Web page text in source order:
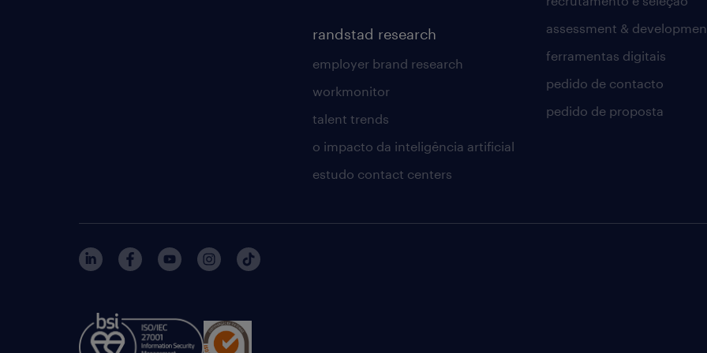
randstad research
employer brand research
workmonitor
talent trends
o impacto da inteligência artificial
estudo contact centers
assessment &
ferramentas digitais
pedido de contacto
pedido de proposta